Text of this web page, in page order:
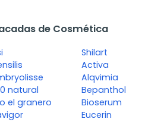
de Cosmética
natural
el granero
Shilart
Activa
Alqvimia
Bepanthol
Bioserum
Eucerin